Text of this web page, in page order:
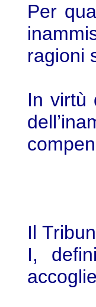
Per
ragioni
In virtù
Il
I,